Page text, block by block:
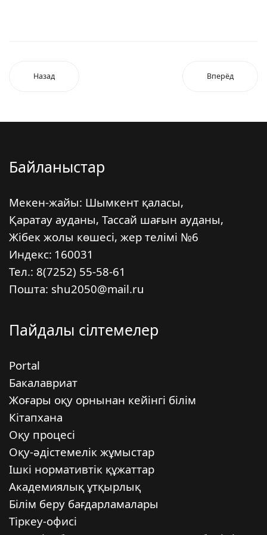
Назад Вперёд
Байланыстар
Мекен-жайы: Шымкент қаласы,
Қаратау ауданы, Тассай шағын ауданы,
Жібек жолы көшесі, жер телімі №6
Индекс: 160031
Тел.: 8(7252) 55-58-61
Пошта: shu2050@mail.ru
Пайдалы сілтемелер
Portal
Бакалавриат
Жоғары оқу орнынан кейінгі білім
Кітапхана
Оқу процесі
Оқу-әдістемелік жұмыстар
Ішкі нормативтік құжаттар
Академиялық ұтқырлық
Білім беру бағдарламалары
Тіркеу-офисі